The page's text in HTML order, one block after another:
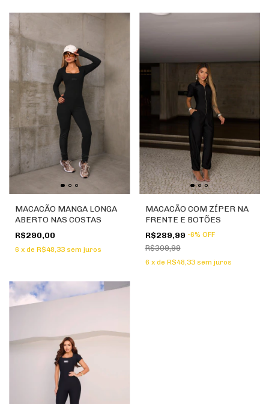
MACACÃO MANGA LONGA
ABERTO NAS COSTAS
R$290,00
6 x de R$48,33 sem juros
MACACÃO COM ZÍPER NA
FRENTE E BOTÕES
R$289,99 -6% OFF
R$309,99
6 x de R$48,33 sem juros